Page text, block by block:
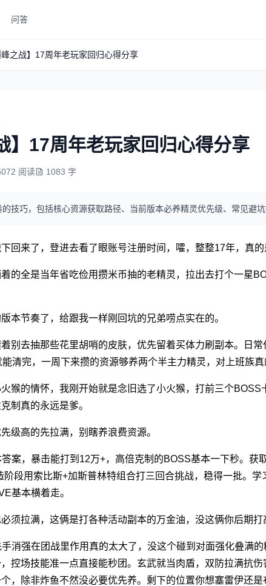
问答
峰之战】17周年老玩家回归心得分享
】17周年老玩家回归心得分享
阅读 1083 字
技巧，包括核心资源获取路径、当前版本必养精灵优先级、常见避
回来了，登进去看了眼账号注册时间，嚯，整整17年，真的
的全是当年省吃俭用攒米币抽的老精灵，拉出去打个一星
本节奏了，给跟我一样刚回坑的兄弟唠点实在的。
别去抽那些花里胡哨的皮肤，优先留着买体力刷副本。日
清完，一周下来攒的资源够养两个半主力精灵，对上班族真
猴的情怀，我刚开始就是念旧选了小火猴，打前三个
制真的永远是爹。
级高的先拉满，别瞎养浪费资源。
案，暴击能打到12万+，高倍克制的BOSS基本一下秒。获
阶段用索比斯+加斯普林特组合打三回合挑战，稳得一批。学
基本横着走。
须拉满，这俩是打各种活动副本的万金油，没这俩你后期打
消强在团战里作用真的太大了，没这个碰到对面强化叠满的
控场技能准一点直接能秒团。玄武就当肉盾，双防拉满抗
，除非炸鱼不然没必要优先养。剩下的位置你想塞雷伊还是